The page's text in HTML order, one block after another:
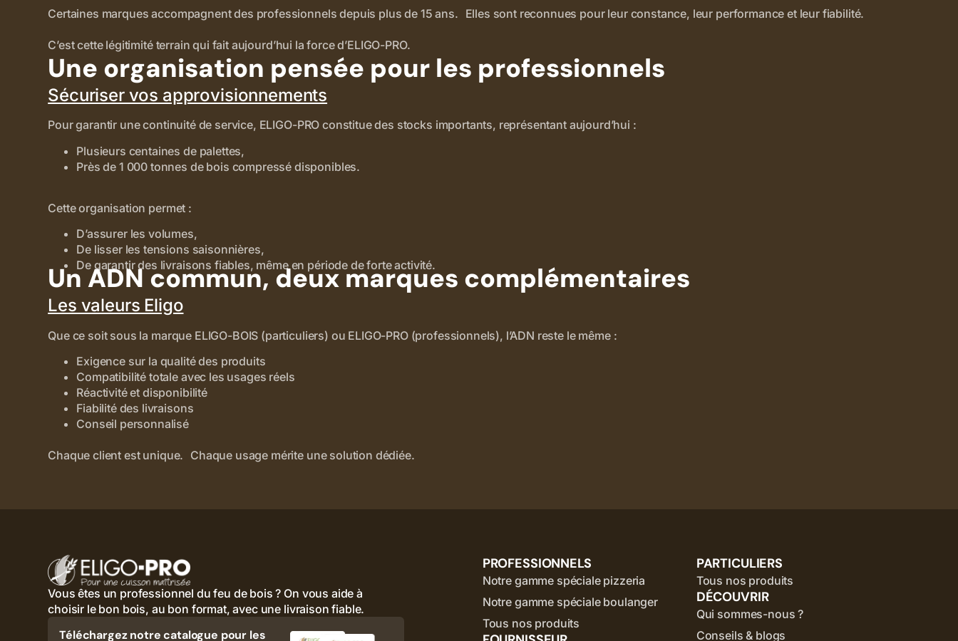
Certaines marques accompagnent des professionnels depuis plus de 15 ans. Elles sont reconnues pour leur constance, leur performance et leur fiabilité.
C’est cette légitimité terrain qui fait aujourd’hui la force d’ELIGO-PRO.
Une organisation pensée pour les professionnels
Sécuriser vos approvisionnements
Pour garantir une continuité de service, ELIGO-PRO constitue des stocks importants, représentant aujourd’hui :
Plusieurs centaines de palettes,
Près de 1 000 tonnes de bois compressé disponibles.
Cette organisation permet :
D’assurer les volumes,
De lisser les tensions saisonnières,
De garantir des livraisons fiables, même en période de forte activité.
Un ADN commun, deux marques complémentaires
Les valeurs Eligo
Que ce soit sous la marque ELIGO-BOIS (particuliers) ou ELIGO-PRO (professionnels), l’ADN reste le même :
Exigence sur la qualité des produits
Compatibilité totale avec les usages réels
Réactivité et disponibilité
Fiabilité des livraisons
Conseil personnalisé
Chaque client est unique. Chaque usage mérite une solution dédiée.
Vous êtes un professionnel du feu de bois ? On vous aide à
choisir le bon bois, au bon format, avec une livraison fiable.
Téléchargez notre catalogue pour les
PROFESSIONNELS
Notre gamme spéciale pizzeria
Notre gamme spéciale boulanger
Tous nos produits
PARTICULIERS
Tous nos produits
DÉCOUVRIR
Qui sommes-nous ?
Conseils & blogs